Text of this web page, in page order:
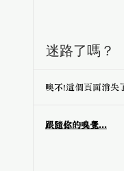
迷路了嗎？
噢不！這個頁面消失
跟隨你的嗅覺...